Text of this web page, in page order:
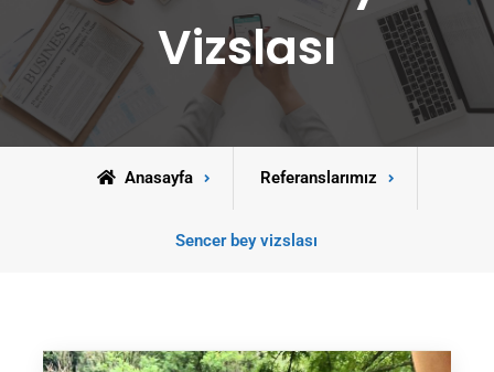
Vizslası
Anasayfa Referanslarımız
Sencer bey vizslası